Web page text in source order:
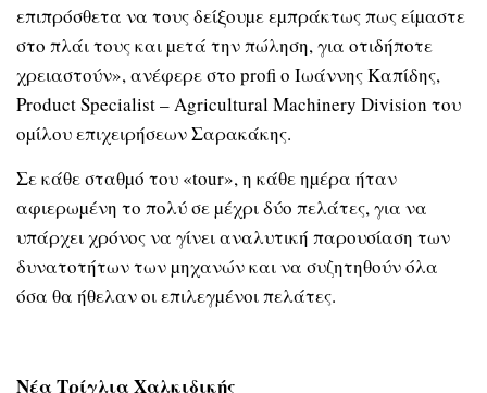
επιπρόσθετα να τους δείξουµε εµπράκτως πως είµαστε
στο πλάι τους και µετά την πώληση, για οτιδήποτε
χρειαστούν», ανέφερε στο profi ο Ιωάννης Καπίδης,
Product Specialist – Agricultural Machinery Division του
οµίλου επιχειρήσεων Σαρακάκης.
Σε κάθε σταθµό του «tour», η κάθε ηµέρα ήταν
αφιερωµένη το πολύ σε µέχρι δύο πελάτες, για να
υπάρχει χρόνος να γίνει αναλυτική παρουσίαση των
δυνατοτήτων των µηχανών και να συζητηθούν όλα
όσα θα ήθελαν οι επιλεγµένοι πελάτες.
Νέα Τρίγλια Χαλκιδικής